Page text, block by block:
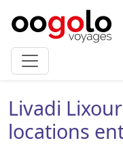
Livadi
locations